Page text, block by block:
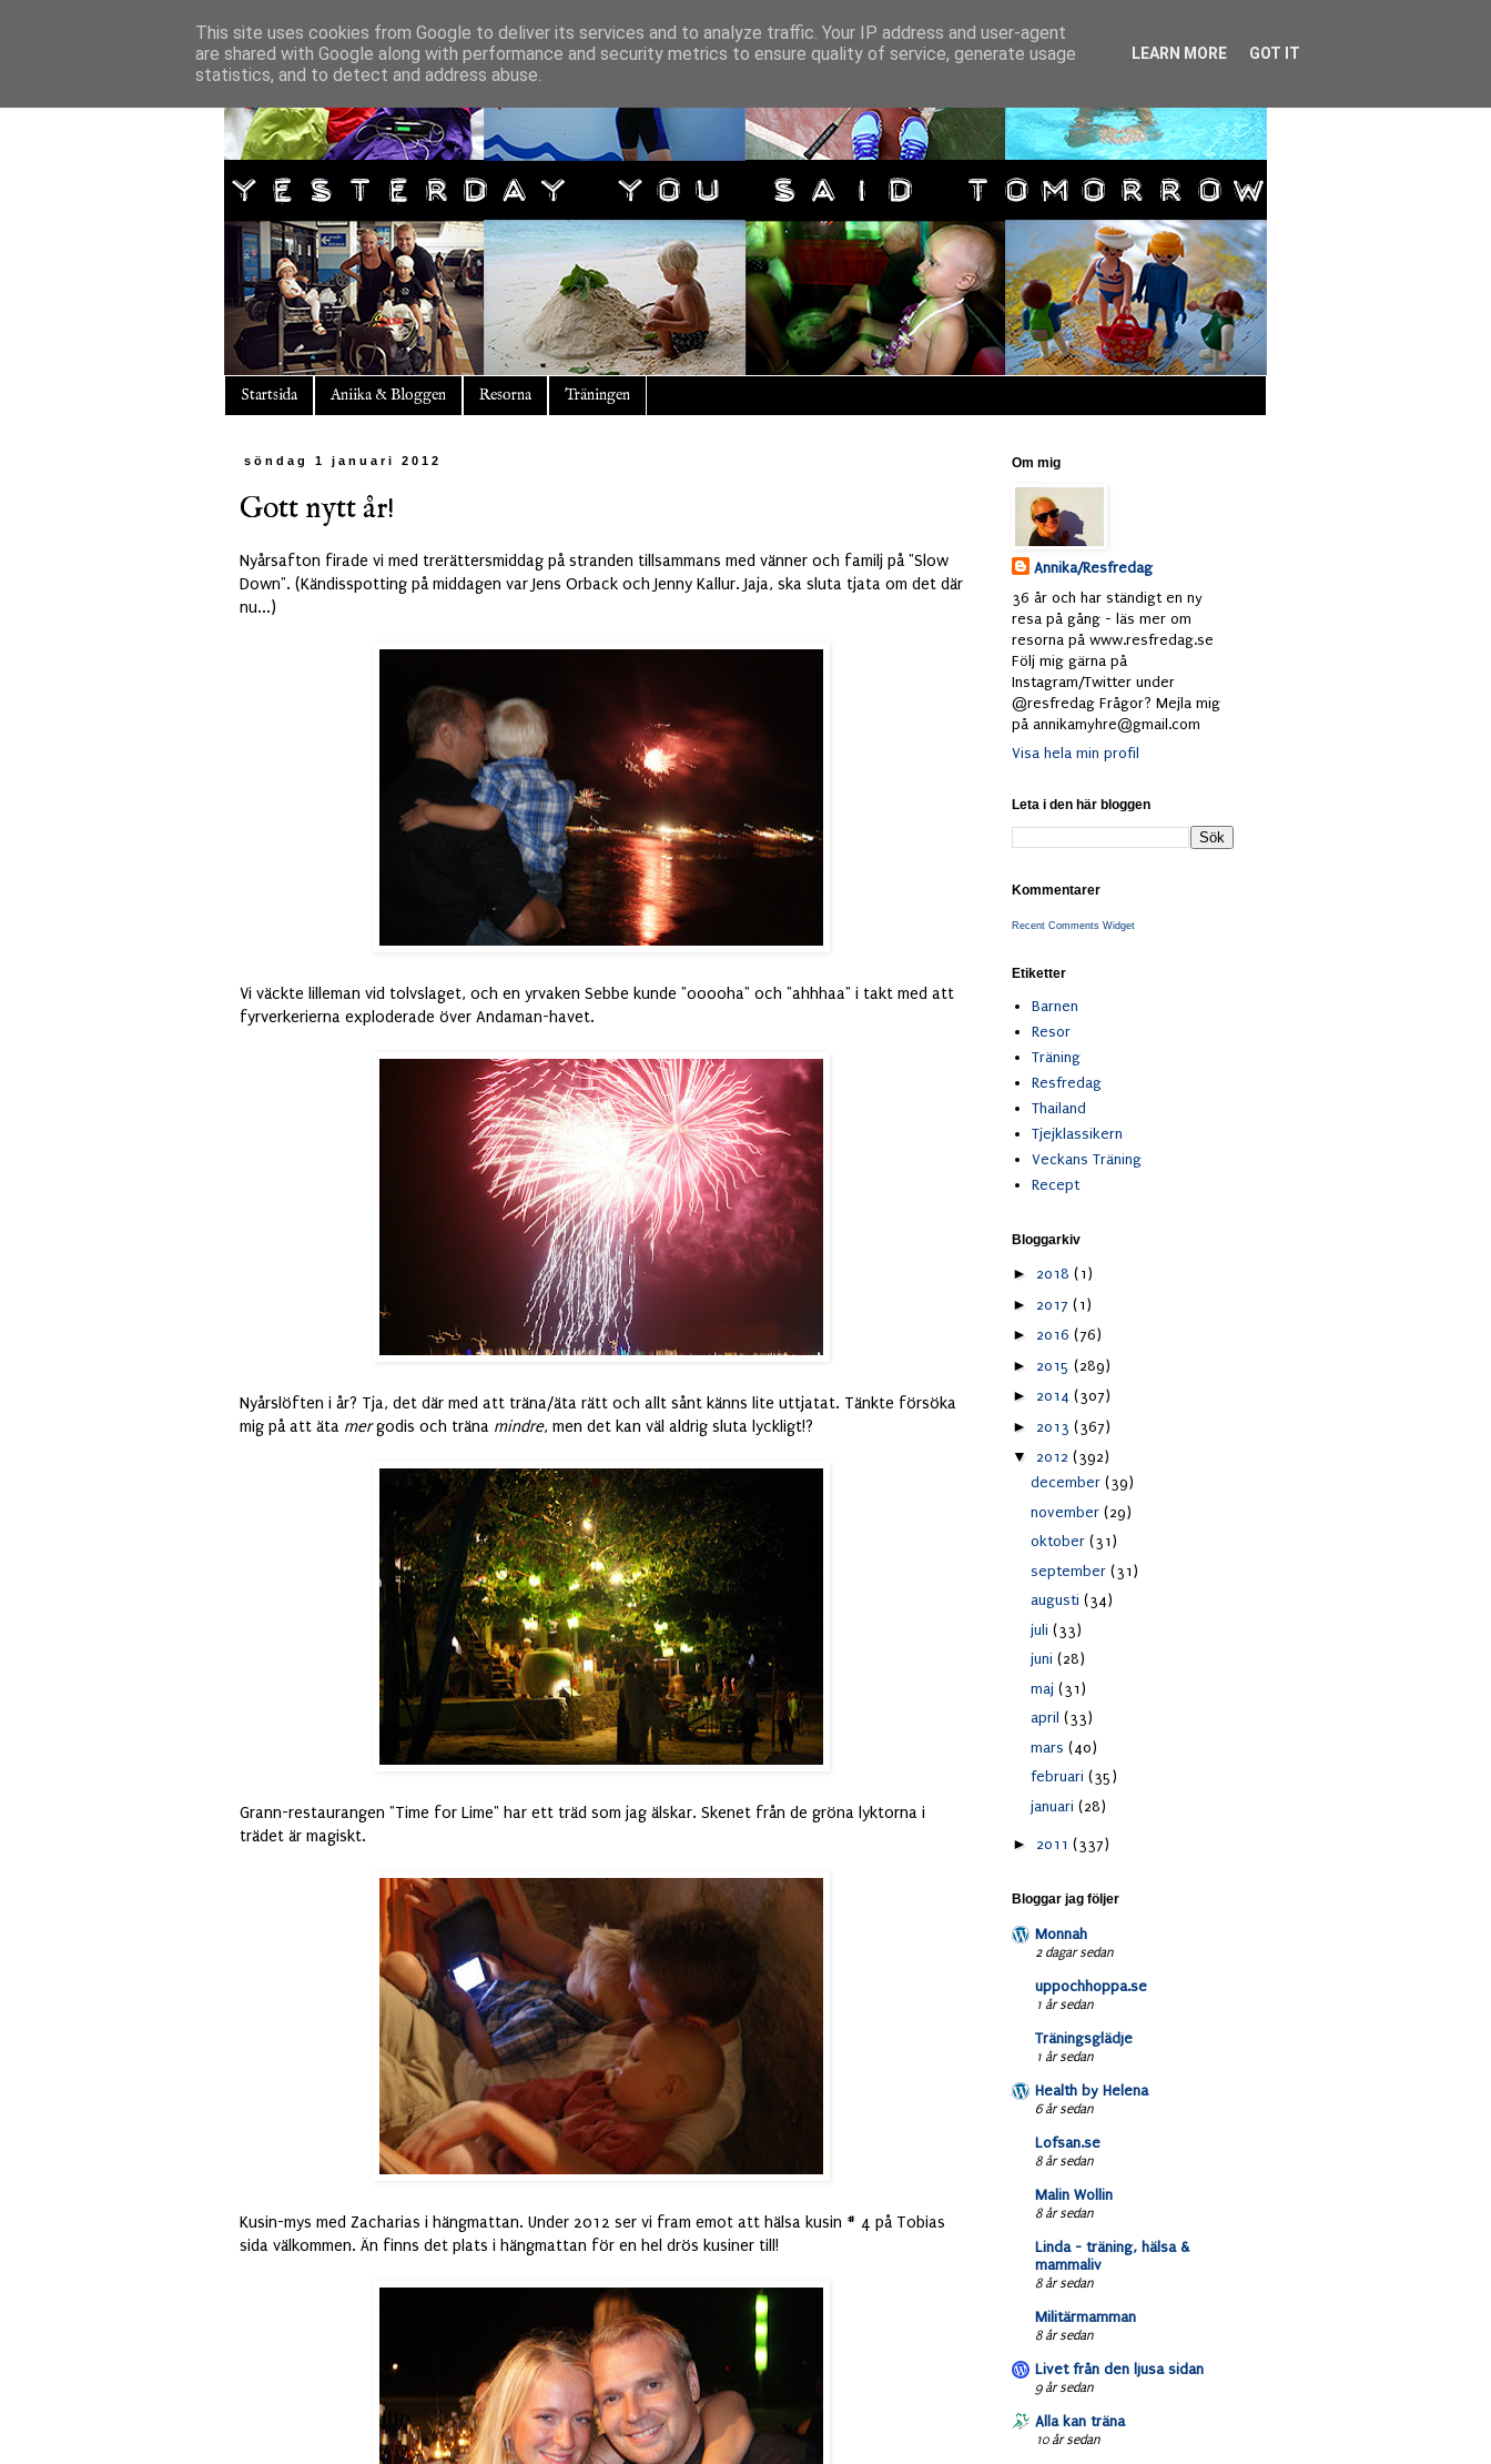
Startsida Aniika & Bloggen Resorna Träningen
söndag 1 januari 2012
Gott nytt år!
Nyårsafton firade vi med trerättersmiddag på stranden tillsammans med vänner och familj på "Slow
Down". (Kändisspotting på middagen var Jens Orback och Jenny Kallur. Jaja, ska sluta tjata om det där
nu...)
Vi väckte lilleman vid tolvslaget, och en yrvaken Sebbe kunde "ooooha" och "ahhhaa" i takt med att
fyrverkerierna exploderade över Andaman-havet.
Nyårslöften i år? Tja, det där med att träna/äta rätt och allt sånt känns lite uttjatat. Tänkte försöka
mig på att äta mergodis och träna mindre, men det kan väl aldrig sluta lyckligt!?
Grann-restaurangen "Time for Lime" har ett träd som jag älskar. Skenet från de gröna lyktorna i
trädet är magiskt.
Kusin-mys med Zacharias i hängmattan. Under 2012 ser vi fram emot att hälsa kusin # 4 på Tobias
sida välkommen. Än finns det plats i hängmattan för en hel drös kusiner till!
Om mig
Annika/Resfredag
36 år och har ständigt en ny
resa på gång - läs mer om
resorna på www.resfredag.se
Följ mig gärna på
Instagram/Twitter under
@resfredag Frågor? Mejla mig
på annikamyhre@gmail.com
Visa hela min profil
Leta i den här bloggen
Kommentarer
Recent Comments Widget
Etiketter
Barnen
Resor
Träning
Resfredag
Thailand
Tjejklassikern
Veckans Träning
Recept
Bloggarkiv
► 2018 (1)
► 2017 (1)
► 2016 (76)
► 2015 (289)
► 2014 (307)
► 2013 (367)
▼ 2012 (392)
december (39)
november (29)
oktober (31)
september (31)
augusti (34)
juli (33)
juni (28)
maj (31)
april (33)
mars (40)
februari (35)
januari (28)
► 2011 (337)
Bloggar jag följer
Monnah
2 dagar sedan
uppochhoppa.se
1 år sedan
Träningsglädje
1 år sedan
Health by Helena
6 år sedan
Lofsan.se
8 år sedan
Malin Wollin
8 år sedan
Linda - träning, hälsa &
mammaliv
8 år sedan
Militärmamman
8 år sedan
Livet från den ljusa sidan
9 år sedan
Alla kan träna
10 år sedan
This site uses cookies from Google to deliver its services and to analyze traffic. Your IP address and user-agent
are shared with Google along with performance and security metrics to ensure quality of service, generate usage
statistics, and to detect and address abuse.
LEARN MORE GOT IT